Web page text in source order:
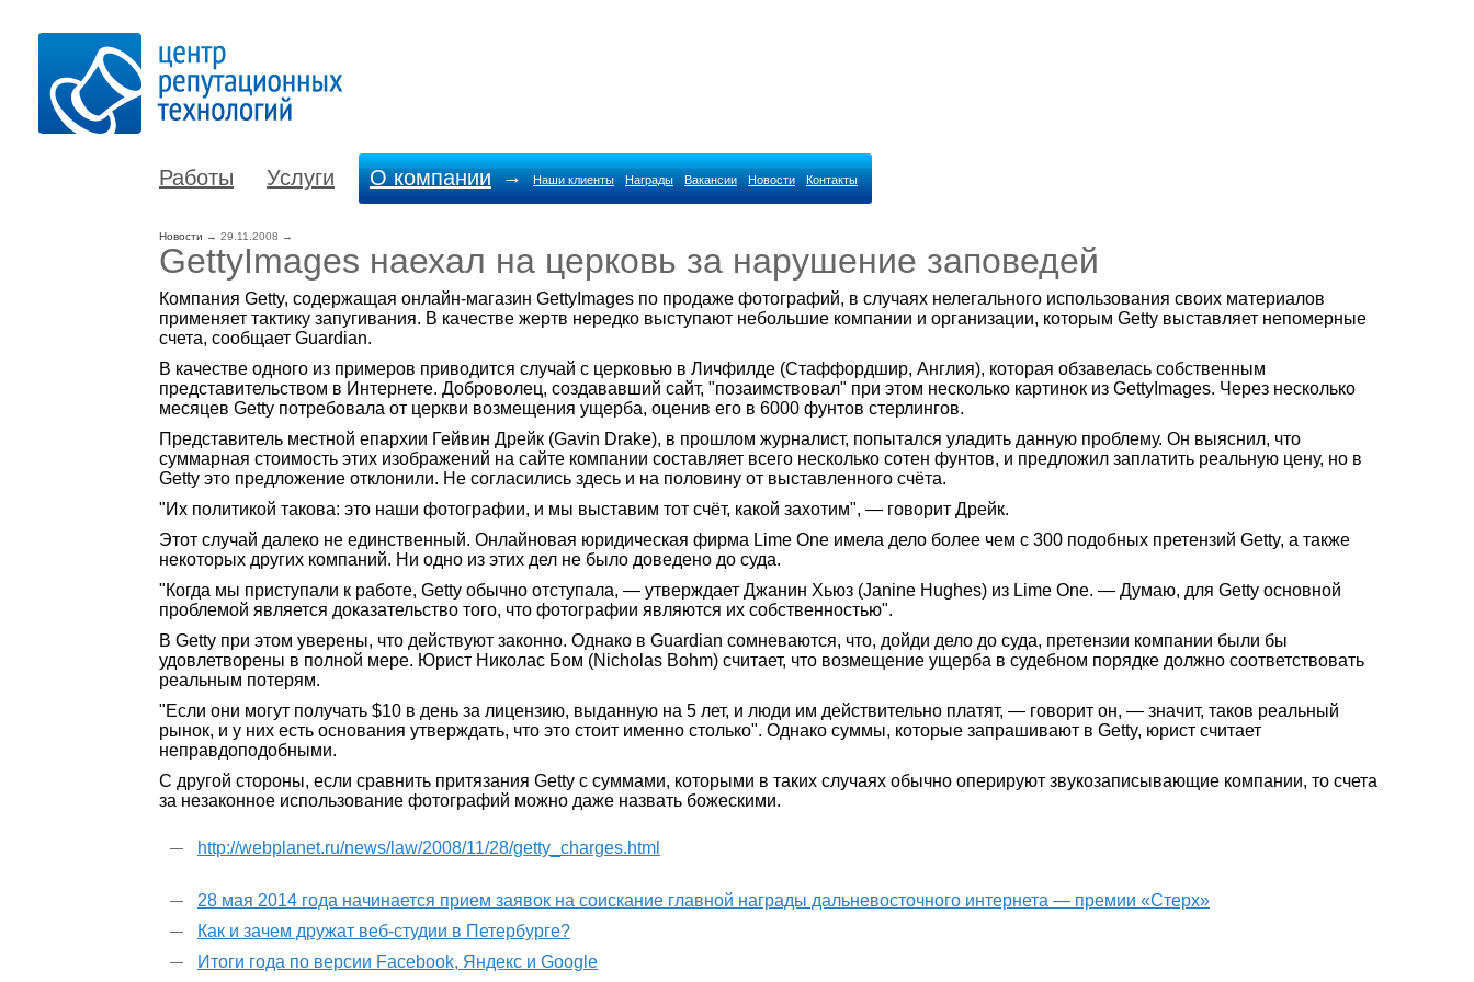
Работы Услуги О компании → Наши клиенты Награды Вакансии Новости Контакты
Новости → 29.11.2008 →
GettyImages наехал на церковь за нарушение заповедей
Компания Getty, содержащая онлайн-магазин GettyImages по продаже фотографий, в случаях нелегального использования своих материалов
применяет тактику запугивания. В качестве жертв нередко выступают небольшие компании и организации, которым Getty выставляет непомерные
счета, сообщает Guardian.
В качестве одного из примеров приводится случай с церковью в Личфилде (Стаффордшир, Англия), которая обзавелась собственным
представительством в Интернете. Доброволец, создававший сайт, "позаимствовал" при этом несколько картинок из GettyImages. Через несколько
месяцев Getty потребовала от церкви возмещения ущерба, оценив его в 6000 фунтов стерлингов.
Представитель местной епархии Гейвин Дрейк (Gavin Drake), в прошлом журналист, попытался уладить данную проблему. Он выяснил, что
суммарная стоимость этих изображений на сайте компании составляет всего несколько сотен фунтов, и предложил заплатить реальную цену, но в
Getty это предложение отклонили. Не согласились здесь и на половину от выставленного счёта.
"Их политикой такова: это наши фотографии, и мы выставим тот счёт, какой захотим", — говорит Дрейк.
Этот случай далеко не единственный. Онлайновая юридическая фирма Lime One имела дело более чем с 300 подобных претензий Getty, а также
некоторых других компаний. Ни одно из этих дел не было доведено до суда.
"Когда мы приступали к работе, Getty обычно отступала, — утверждает Джанин Хьюз (Janine Hughes) из Lime One. — Думаю, для Getty основной
проблемой является доказательство того, что фотографии являются их собственностью".
В Getty при этом уверены, что действуют законно. Однако в Guardian сомневаются, что, дойди дело до суда, претензии компании были бы
удовлетворены в полной мере. Юрист Николас Бом (Nicholas Bohm) считает, что возмещение ущерба в судебном порядке должно соответствовать
реальным потерям.
"Если они могут получать $10 в день за лицензию, выданную на 5 лет, и люди им действительно платят, — говорит он, — значит, таков реальный
рынок, и у них есть основания утверждать, что это стоит именно столько". Однако суммы, которые запрашивают в Getty, юрист считает
неправдоподобными.
С другой стороны, если сравнить притязания Getty с суммами, которыми в таких случаях обычно оперируют звукозаписывающие компании, то счета
за незаконное использование фотографий можно даже назвать божескими.
http://webplanet.ru/news/law/2008/11/28/getty_charges.html
28 мая 2014 года начинается прием заявок на соискание главной награды дальневосточного интернета — премии «Стерх»
Как и зачем дружат веб-студии в Петербурге?
Итоги года по версии Facebook, Яндекс и Google